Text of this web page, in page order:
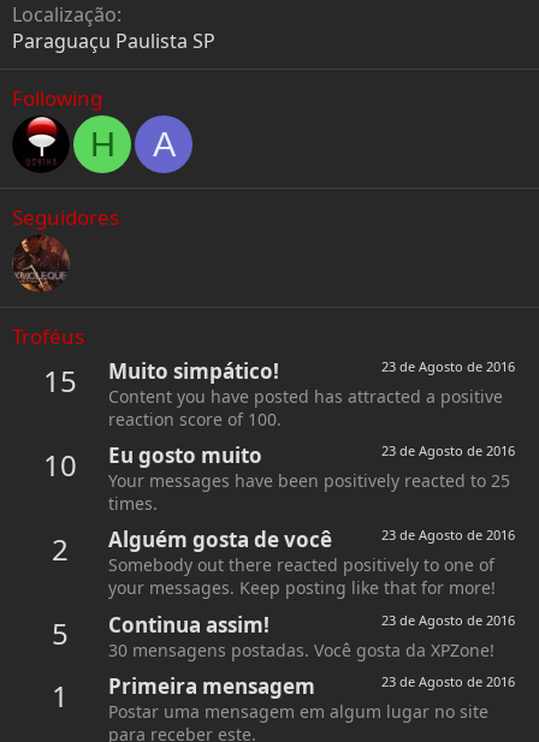
Localização
Paraguaçu Paulista SP
Following
H A
Seguidores
Troféus
15 23 de Agosto de 2016
Muito simpático!
Content you have posted has attracted a positive
reaction score of 100.
10 23 de Agosto de 2016
Eu gosto muito
Your messages have been positively reacted to 25
times.
2 23 de Agosto de 2016
Alguém gosta de você
Somebody out there reacted positively to one of
your messages. Keep posting like that for more!
5 23 de Agosto de 2016
Continua assim!
30 mensagens postadas. Você gosta da XPZone!
1 23 de Agosto de 2016
Primeira mensagem
Postar uma mensagem em algum lugar no site
para receber este.